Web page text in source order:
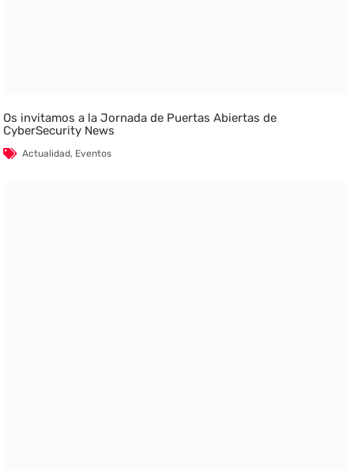
Os invitamos a la Jornada de Puertas Abiertas de
CyberSecurity News
Actualidad, Eventos